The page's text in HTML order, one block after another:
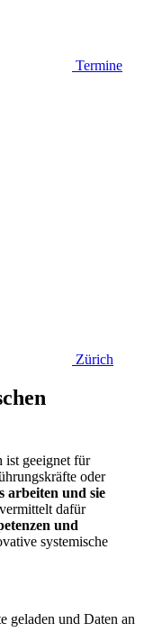
Termine
Zürich
geeignet für
oder
arbeiten und sie
dafür
und
systemische
geladen und Daten an